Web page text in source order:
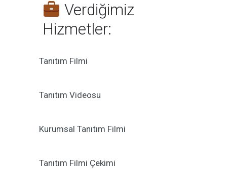
Verdiğimiz
Hizmetler:
Tanıtım Filmi
Tanıtım Videosu
Kurumsal Tanıtım Filmi
Tanıtım Filmi Çekimi